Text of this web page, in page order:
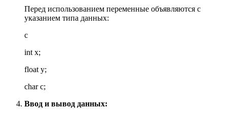
Перед использованием переменные объявляются с
указанием типа данных:
c
int x;
float y;
char c;
Ввод и вывод данных: